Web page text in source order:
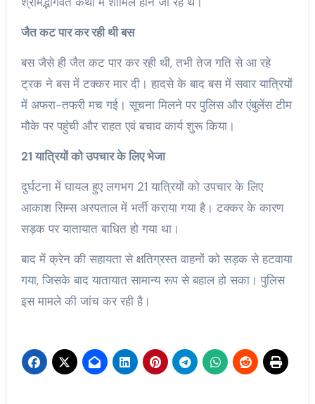
जैत कट पार कर रही थी बस
बस जैसे ही जैत कट पार कर रही थी, तभी तेज गति से आ रहे
ट्रक ने बस में टक्कर मार दी। हादसे के बाद बस में सवार यात्रियों
में अफरा-तफरी मच गई। सूचना मिलने पर पुलिस और एंबुलेंस टीम
मौके पर पहुंची और राहत एवं बचाव कार्य शुरू किया।
21 यात्रियों को उपचार के लिए भेजा
दुर्घटना में घायल हुए लगभग 21 यात्रियों को उपचार के लिए
आकाश सिम्स अस्पताल में भर्ती कराया गया है। टक्कर के कारण
सड़क पर यातायात बाधित हो गया था।
बाद में क्रेन की सहायता से क्षतिग्रस्त वाहनों को सड़क से हटवाया
गया, जिसके बाद यातायात सामान्य रूप से बहाल हो सका। पुलिस
इस मामले की जांच कर रही है।